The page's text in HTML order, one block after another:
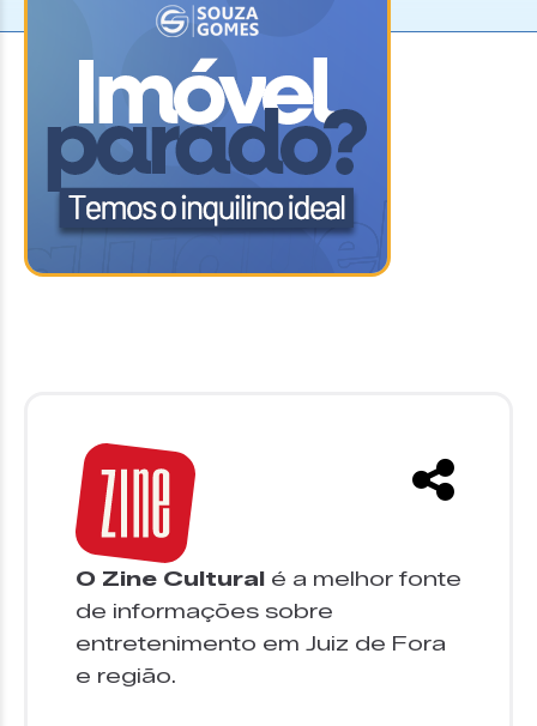
O Zine Cultural é a melhor fonte
de informações sobre
entretenimento em Juiz de Fora
e região.